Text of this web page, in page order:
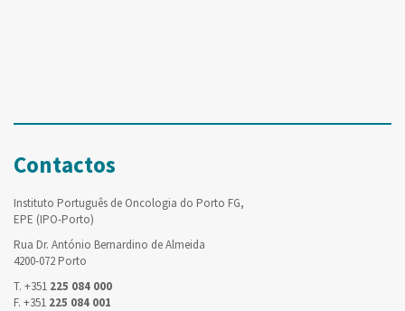
Contactos
Instituto Português de Oncologia do Porto FG,
EPE (IPO-Porto)
Rua Dr. António Bernardino de Almeida
4200-072 Porto
T. +351 225 084 000
F. +351 225 084 001